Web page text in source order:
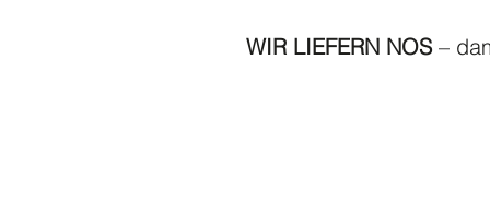
WIR LIEFERN NOS–